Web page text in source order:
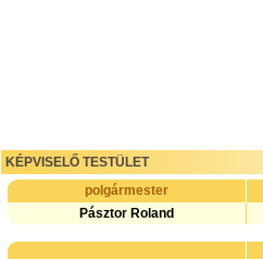
KÉPVISELŐ TESTÜLET
polgármester
Pásztor Roland